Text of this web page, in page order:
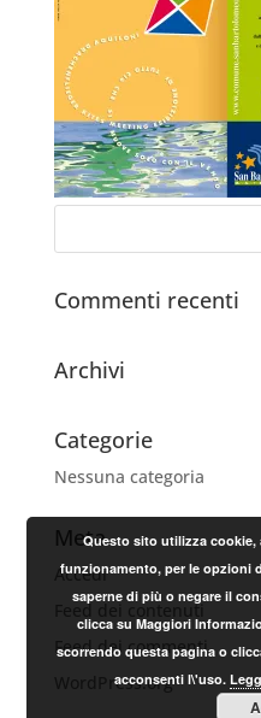
Commenti recenti
Archivi
Categorie
Nessuna categoria
Meta
Accedi
Feed dei contenuti
Feed dei commenti
WordPress.org
Questo sito utilizza cookie,
funzionamento, per le opzioni
saperne di più o negare il
clicca su Maggiori
scorrendo questa pagina o
acconsenti l\'uso.